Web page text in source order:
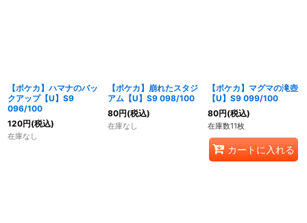
【ポケカ】ハマナのバッ
クアップ【U】S9
096/100
120円(税込)
在庫なし
【ポケカ】崩れたスタジ
アム【U】S9 098/100
80円(税込)
在庫なし
【ポケカ】マグマの滝壺
【U】S9 099/100
80円(税込)
在庫数11枚
カートに入れる